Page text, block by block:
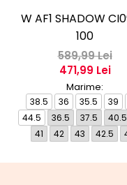
W AF1 SHADOW
100
589,99 Lei
471,99 Lei
Marime:
38.5 36 35.5 39
44.5
36.5 37.5 40.5
41
42 43 42.5